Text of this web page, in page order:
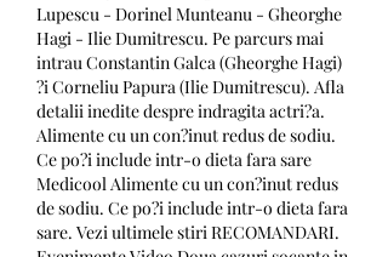
Lupescu - Dorinel Munteanu - Gheorghe
Hagi - Ilie Dumitrescu. Pe parcurs mai
intrau Constantin Galca (Gheorghe Hagi)
?i Corneliu Papura (Ilie Dumitrescu). Afla
detalii inedite despre indragita actri?a.
Alimente cu un con?inut redus de sodiu.
Ce po?i include intr-o dieta fara sare
Medicool Alimente cu un con?inut redus
de sodiu. Ce po?i include intr-o dieta fara
sare. Vezi ultimele stiri RECOMANDARI.